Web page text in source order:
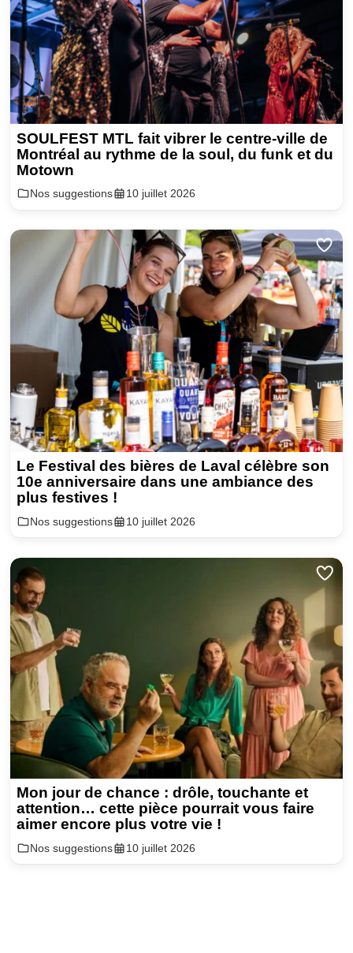
SOULFEST MTL fait vibrer le centre-ville de
Montréal au rythme de la soul, du funk et du
Motown
Nos suggestions 10 juillet 2026
Le Festival des bières de Laval célèbre son
10e anniversaire dans une ambiance des
plus festives !
Nos suggestions 10 juillet 2026
Mon jour de chance : drôle, touchante et
attention… cette pièce pourrait vous faire
aimer encore plus votre vie !
Nos suggestions 10 juillet 2026